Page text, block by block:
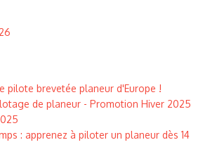
pilote brevetée planeur d'Europe !
de planeur - Promotion Hiver 2025
: apprenez à piloter un planeur dès 14